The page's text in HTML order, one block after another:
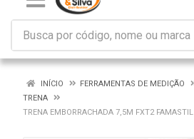
INÍCIO
FERRAMENTAS DE MEDIÇÃO
TRENA
TRENA EMBORRACHADA 7,5M FXT2 FAMASTIL